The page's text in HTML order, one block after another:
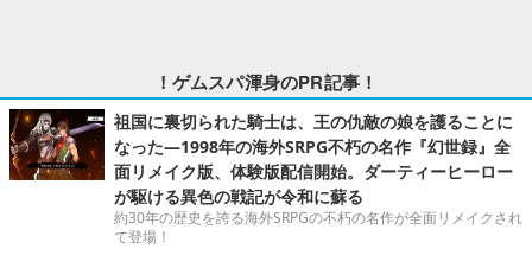
！ゲムスパ渾身のPR記事！
祖国に裏切られた騎士は、王の仇敵の娘を護ることに
なった―1998年の海外SRPG不朽の名作『幻世録』全
面リメイク版、体験版配信開始。ダーティーヒーロー
が駆ける異色の戦記が令和に蘇る
約30年の歴史を誇る海外SRPGの不朽の名作が全面リメイクされ
て登場！